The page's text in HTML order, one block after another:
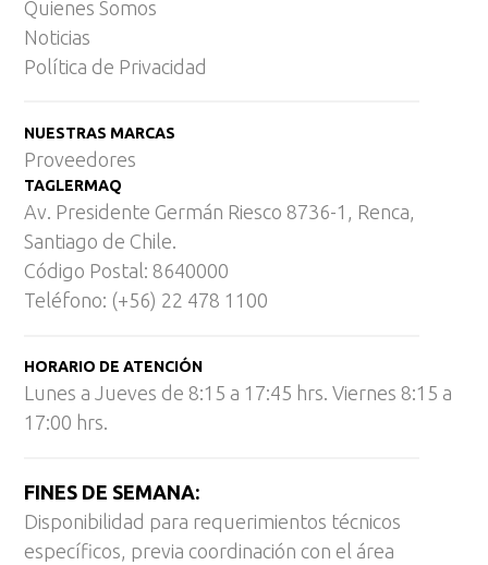
Quienes Somos
Noticias
Política de Privacidad
NUESTRAS MARCAS
Proveedores
TAGLERMAQ
Av. Presidente Germán Riesco 8736-1, Renca,
Santiago de Chile.
Código Postal: 8640000
Teléfono: (+56) 22 478 1100
HORARIO DE ATENCIÓN
Lunes a Jueves de 8:15 a 17:45 hrs. Viernes 8:15 a
17:00 hrs.
FINES DE SEMANA:
Disponibilidad para requerimientos técnicos
específicos, previa coordinación con el área